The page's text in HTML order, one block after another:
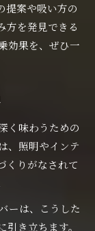
提案や吸い方の
方を発見できる
効果を、ぜひ一
く味わうための
、照明やインテ
くりがなされて
ーは、こうした
き立ちます。